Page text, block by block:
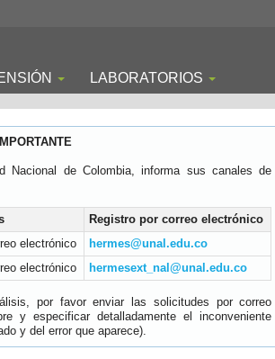
LABORATORIOS
Nacional de Colombia, informa sus canales de
Registro por correo electrónico
electrónico
hermes@unal.edu.co
electrónico hermesext_nal@unal.edu.co
por favor enviar las solicitudes por correo
y especificar detalladamente el inconveniente
y del error que aparece).